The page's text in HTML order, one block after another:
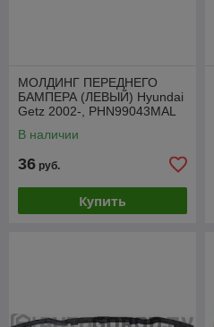
МОЛДИНГ ПЕРЕДНЕГО
БАМПЕРА (ЛЕВЫЙ) Hyundai
Getz 2002-, PHN99043MAL
В наличии
36 руб.
Купить